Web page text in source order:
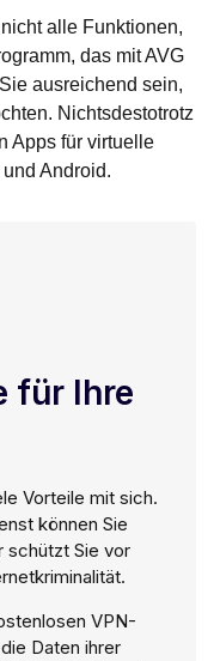
alle Funktionen,
das mit AVG
ausreichend sein,
Nichtsdestotrotz
Apps für virtuelle
Android.
für Ihre
Vorteile mit sich.
können Sie
schützt Sie vor
VPN-
Daten ihrer